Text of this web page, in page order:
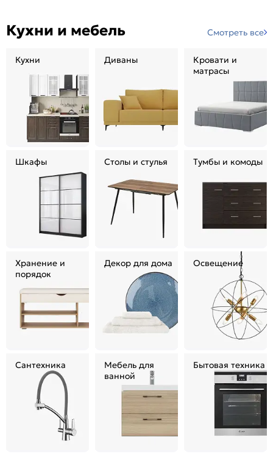
Кухни и мебель Смотреть все
Кухни Диваны
Кровати и
матрасы
Шкафы Столы и стулья Тумбы и комоды
Хранение и
порядок
Декор для дома Освещение
Сантехника
Мебель для
ванной
Бытовая техника